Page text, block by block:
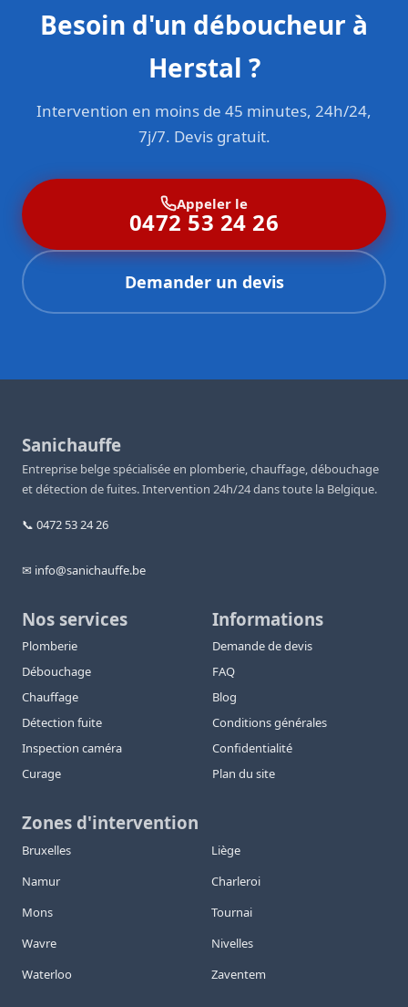
Besoin d'un déboucheur à
Herstal ?
Intervention en moins de 45 minutes, 24h/24,
7j/7. Devis gratuit.
Appeler le
0472 53 24 26
Demander un devis
Sanichauffe
Entreprise belge spécialisée en plomberie, chauffage, débouchage
et détection de fuites. Intervention 24h/24 dans toute la Belgique.
📞 0472 53 24 26
✉ info@sanichauffe.be
Nos services
Plomberie
Débouchage
Chauffage
Détection fuite
Inspection caméra
Curage
Informations
Demande de devis
FAQ
Blog
Conditions générales
Confidentialité
Plan du site
Zones d'intervention
Bruxelles
Liège
Namur
Charleroi
Mons
Tournai
Wavre
Nivelles
Waterloo
Zaventem